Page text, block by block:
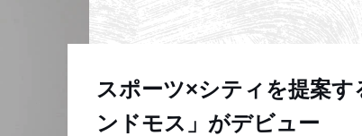
スポーツ×シティを提案
ンドモス」がデビュー